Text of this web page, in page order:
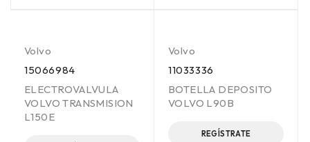
Volvo
15066984
ELECTROVALVULA
VOLVO TRANSMISION
L150E
Volvo
11033336
BOTELLA DEPOSITO
VOLVO L90B
REGÍSTRATE